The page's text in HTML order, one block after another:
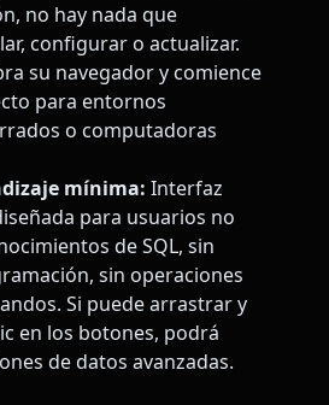
no hay nada que
configurar o actualizar.
su navegador y comience
para entornos
o computadoras
mínima: Interfaz
para usuarios no
de SQL, sin
sin operaciones
Si puede arrastrar y
en los botones, podrá
de datos avanzadas.